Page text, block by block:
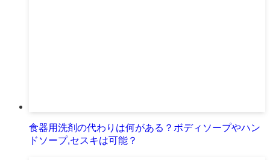
食器用洗剤の代わりは何がある？ボディソープやハン
ドソープ,セスキは可能？